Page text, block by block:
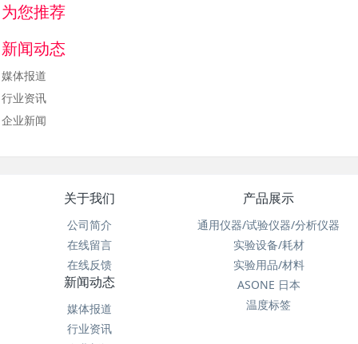
为您推荐
新闻动态
媒体报道
行业资讯
企业新闻
关于我们
公司简介
在线留言
在线反馈
产品展示
通用仪器/试验仪器/分析仪器
实验设备/耗材
实验用品/材料
ASONE 日本
温度标签
新闻动态
媒体报道
行业资讯